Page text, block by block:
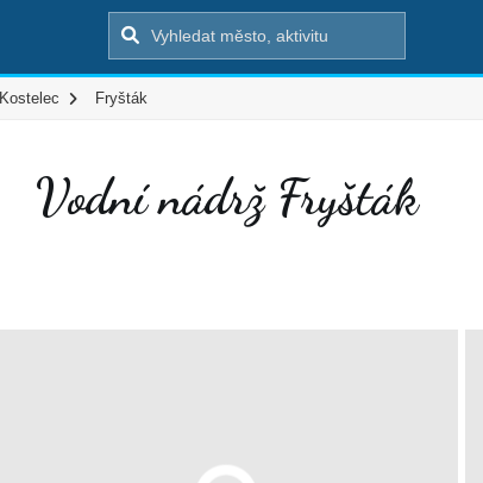
Kostelec Fryšták
Vodní nádrž Fryšták